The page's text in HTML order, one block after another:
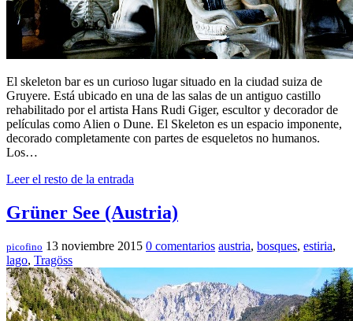
El skeleton bar es un curioso lugar situado en la ciudad suiza de
Gruyere. Está ubicado en una de las salas de un antiguo castillo
rehabilitado por el artista Hans Rudi Giger, escultor y decorador de
películas como Alien o Dune. El Skeleton es un espacio imponente,
decorado completamente con partes de esqueletos no humanos.
Los…
Leer el resto de la entrada
Grüner See (Austria)
picofino 13 noviembre 2015 0 comentarios austria, bosques, estiria,
lago, Tragöss